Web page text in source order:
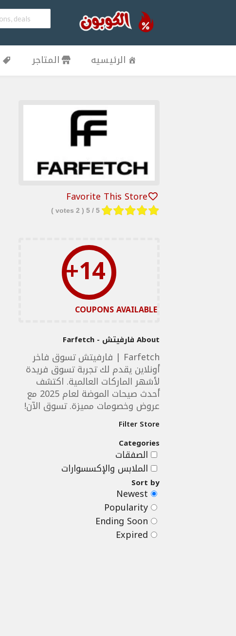
الرئيسيه المتاجر
Favorite This Store
5
/ 5 (
2
14+
COUPONS AVAILABLE
About فارفيتش - Farfetch
Farfetch | فارفيتش تسوق فاخر
أونلاين يقدم لك تجربة تسوق فريدة
لأشهر الماركات العالمية. اكتشف
أحدث صيحات الموضة لعام 2025 مع
عروض وخصومات مميزة. تسوق الآن!
Filter Store
Categories
الصفقات
الملابس والإكسسوارات
Sort by
Newest
Popularity
Ending Soon
Expired